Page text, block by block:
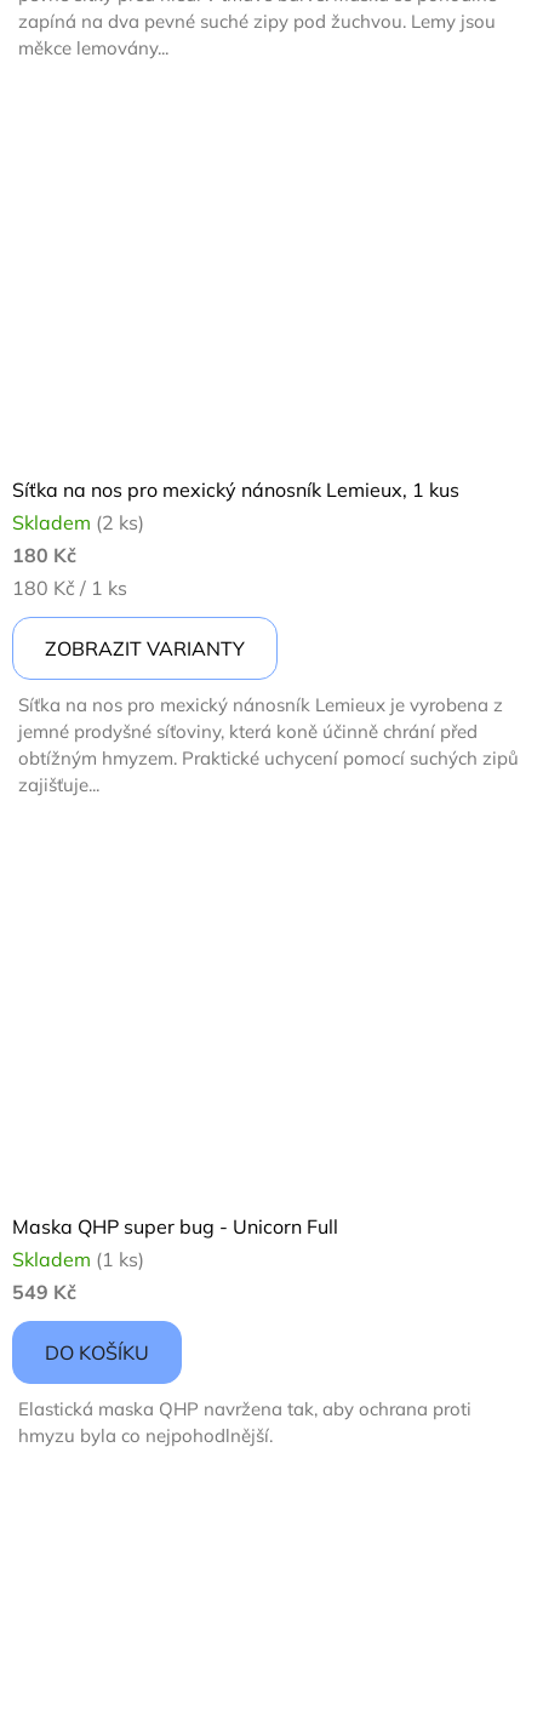
5
hvězdiček.
zapíná na dva pevné suché zipy pod žuchvou. Lemy jsou
měkce lemovány...
Síťka na nos pro mexický nánosník Lemieux, 1 kus
Skladem (2 ks)
180 Kč
Měrná
cena:
180 Kč / 1 ks
ZOBRAZIT VARIANTY
Síťka na nos pro mexický nánosník Lemieux je vyrobena z
jemné prodyšné síťoviny, která koně účinně chrání před
obtížným hmyzem. Praktické uchycení pomocí suchých zipů
zajišťuje...
Maska QHP super bug - Unicorn Full
Skladem (1 ks)
549 Kč
DO KOŠÍKU
Elastická maska QHP navržena tak, aby ochrana proti
hmyzu byla co nejpohodlnější.